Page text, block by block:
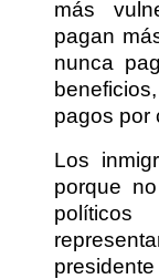
más
pagan
nunca
pagos por
Los
porque